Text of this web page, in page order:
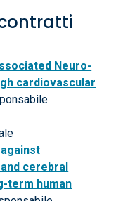
Neuro-
cardiovascular
cerebral
term human